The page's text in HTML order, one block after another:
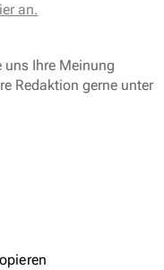
an.
uns Ihre Meinung
Redaktion gerne unter